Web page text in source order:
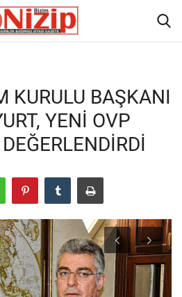
KURULU BAŞKANI
YENİ OVP